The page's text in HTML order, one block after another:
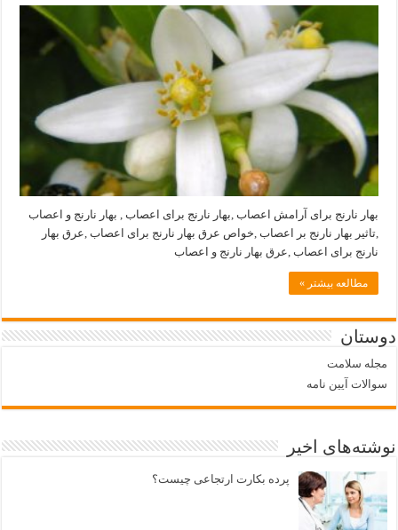
بهار نارنج برای آرامش اعصاب ,بهار نارنج برای اعصاب , بهار نارنج و اعصاب
,تاثیر بهار نارنج بر اعصاب ,خواص عرق بهار نارنج برای اعصاب ,عرق بهار
نارنج برای اعصاب ,عرق بهار نارنج و اعصاب
مطالعه بیشتر »
دوستان
مجله سلامت
سوالات آیین نامه
نوشته‌های اخیر
پرده بکارت ارتجاعی چیست؟